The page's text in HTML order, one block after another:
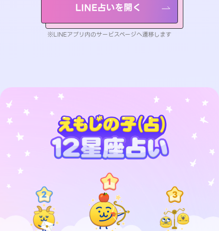
LINE占いを開く
※LINEアプリ内のサービスページへ遷移します